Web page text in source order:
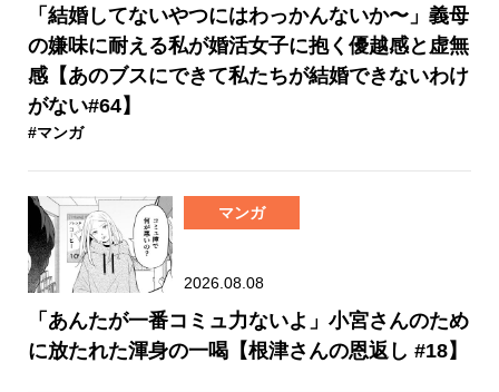
「結婚してないやつにはわっかんないか〜」義母
の嫌味に耐える私が婚活女子に抱く優越感と虚無
感【あのブスにできて私たちが結婚できないわけ
がない#64】
#マンガ
マンガ
2026.08.08
「あんたが一番コミュ力ないよ」小宮さんのため
に放たれた渾身の一喝【根津さんの恩返し #18】